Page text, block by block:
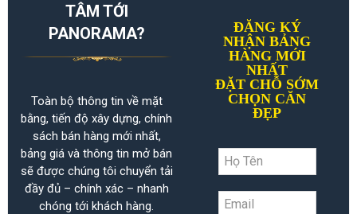
TÂM TỚI
PANORAMA?
Toàn bộ thông tin về mặt
bằng, tiến độ xây dựng, chính
sách bán hàng mới nhất,
bảng giá và thông tin mở bán
sẽ được chúng tôi chuyển tải
đầy đủ – chính xác – nhanh
chóng tới khách hàng.
ĐĂNG KÝ
NHẬN BẢNG
HÀNG MỚI
NHẤT
ĐẶT CHỖ SỚM
CHỌN CĂN
ĐẸP